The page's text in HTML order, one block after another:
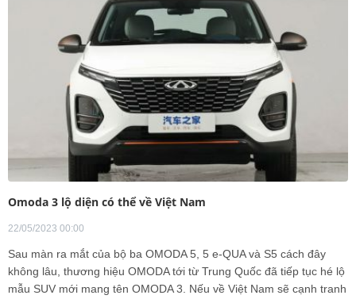
Omoda 3 lộ diện có thể về Việt Nam
22/05/2023 00:00
Sau màn ra mắt của bộ ba OMODA 5, 5 e-QUA và S5 cách đây
không lâu, thương hiệu OMODA tới từ Trung Quốc đã tiếp tục hé lộ
mẫu SUV mới mang tên OMODA 3. Nếu về Việt Nam sẽ cạnh tranh